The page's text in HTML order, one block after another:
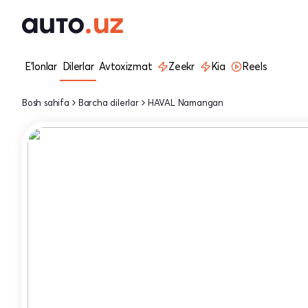
E'lonlar Dilerlar Avtoxizmat Zeekr Kia Reels
Bosh sahifa Barcha dilerlar HAVAL Namangan